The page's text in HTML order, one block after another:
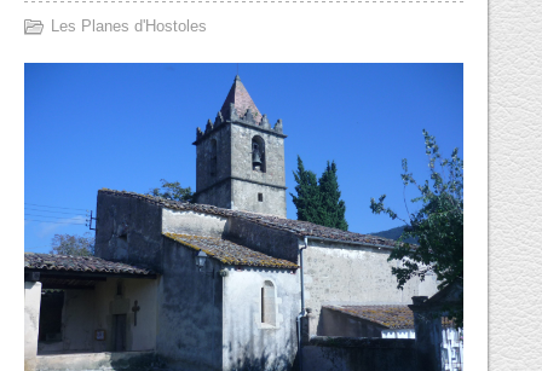
Les Planes d'Hostoles